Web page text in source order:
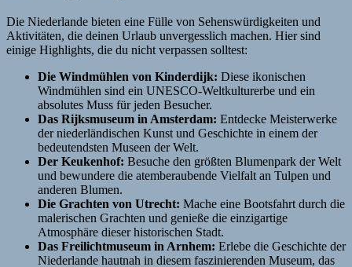
Die Niederlande bieten eine Fülle von Sehenswürdigkeiten und
Aktivitäten, die deinen Urlaub unvergesslich machen. Hier sind
einige Highlights, die du nicht verpassen solltest:
Die Windmühlen von Kinderdijk: Diese ikonischen
Windmühlen sind ein UNESCO-Weltkulturerbe und ein
absolutes Muss für jeden Besucher.
Das Rijksmuseum in Amsterdam: Entdecke Meisterwerke
der niederländischen Kunst und Geschichte in einem der
bedeutendsten Museen der Welt.
Der Keukenhof: Besuche den größten Blumenpark der Welt
und bewundere die atemberaubende Vielfalt an Tulpen und
anderen Blumen.
Die Grachten von Utrecht: Mache eine Bootsfahrt durch die
malerischen Grachten und genieße die einzigartige
Atmosphäre dieser historischen Stadt.
Das Freilichtmuseum in Arnhem: Erlebe die Geschichte der
Niederlande hautnah in diesem faszinierenden Museum, das